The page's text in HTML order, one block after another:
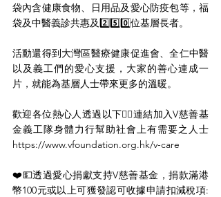
袋內含健康食物、日用品及愛心防疫包等，福
袋及中醫義診共惠及2️⃣5️⃣0️⃣位基層長者。
活動還得到大灣區醫療健康促進會、全仁中醫
以及義工們的愛心支援，大家的善心連成一
片，就能為基層人士帶來更多的溫暖。
歡迎各位熱心人透過以下👇🏻連結加入V慈善基
金義工隊身體力行幫助社會上有需要之人士
https://www.vfoundation.org.hk/v-care
❤️💵透過愛心捐獻支持V慈善基金，捐款滿港
幣100元或以上可獲發認可收據申請扣減稅項: